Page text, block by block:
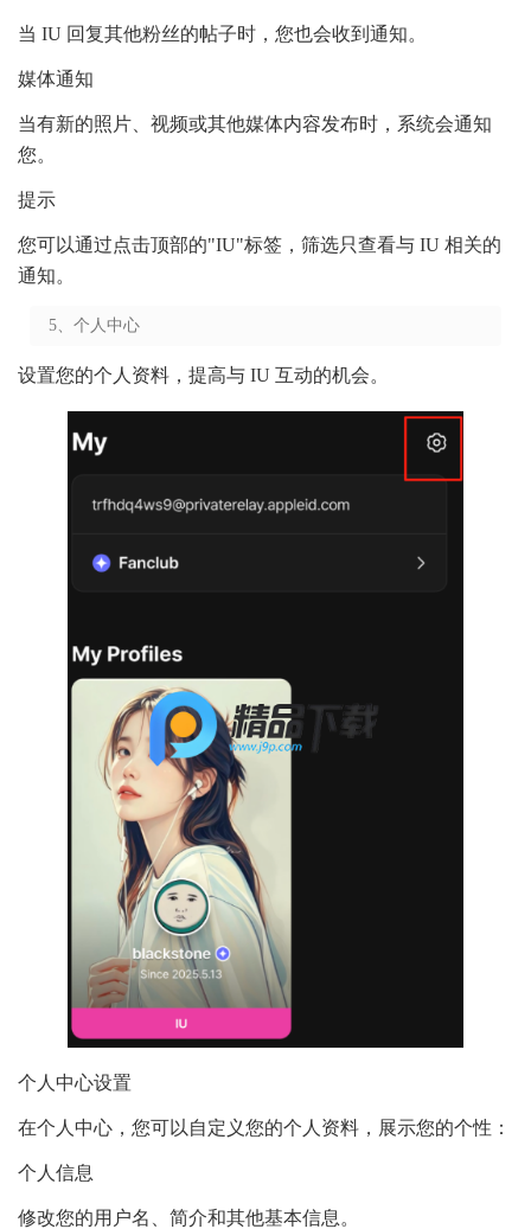
当 IU 回复其他粉丝的帖子时，您也会收到通知。
媒体通知
当有新的照片、视频或其他媒体内容发布时，系统会通知
您。
提示
您可以通过点击顶部的"IU"标签，筛选只查看与 IU 相关的
通知。
5、个人中心
设置您的个人资料，提高与 IU 互动的机会。
个人中心设置
在个人中心，您可以自定义您的个人资料，展示您的个性：
个人信息
修改您的用户名、简介和其他基本信息。